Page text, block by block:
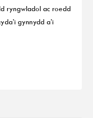
ryngwladol ac roedd
gynnydd a’i